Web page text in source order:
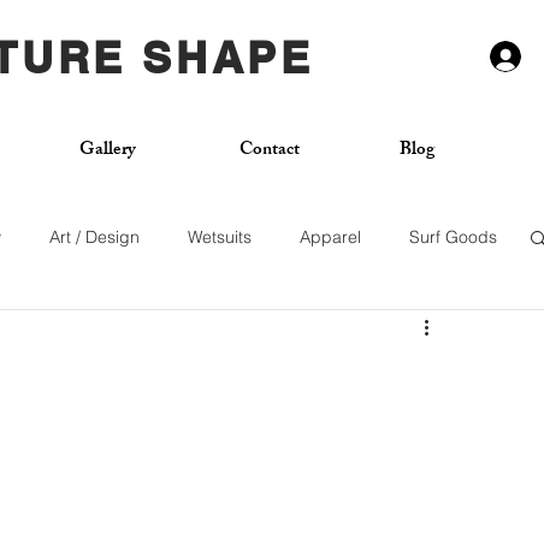
SHAPE
Gallery Contact Blog
Art / Design Wetsuits Apparel Surf Goods
Sticker